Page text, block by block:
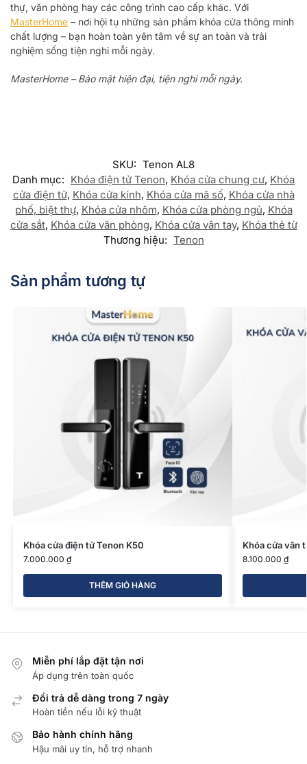
thự, văn phòng hay các công trình cao cấp khác. Với
MasterHome – nơi hội tụ những sản phẩm khóa cửa thông minh
chất lượng – bạn hoàn toàn yên tâm về sự an toàn và trải
nghiệm sống tiện nghi mỗi ngày.
MasterHome – Bảo mật hiện đại, tiện nghi mỗi ngày.
SKU: Tenon AL8
Danh mục: Khóa điện tử Tenon, Khóa cửa chung cư, Khóa
cửa điện tử, Khóa cửa kính, Khóa cửa mã số, Khóa cửa nhà
phố, biệt thự, Khóa cửa nhôm, Khóa cửa phòng ngủ, Khóa
cửa sắt, Khóa cửa văn phòng, Khóa cửa vân tay, Khóa thẻ từ
Thương hiệu: Tenon
Sản phẩm tương tự
Khóa cửa điện tử Tenon K50
7.000.000 ₫
THÊM GIỎ HÀNG
Khóa cửa vân
8.100.000 ₫
Miễn phí lắp đặt tận nơi
Áp dụng trên toàn quốc
Đổi trả dễ dàng trong 7 ngày
Hoàn tiền nếu lỗi kỹ thuật
Bảo hành chính hãng
Hậu mãi uy tín, hỗ trợ nhanh